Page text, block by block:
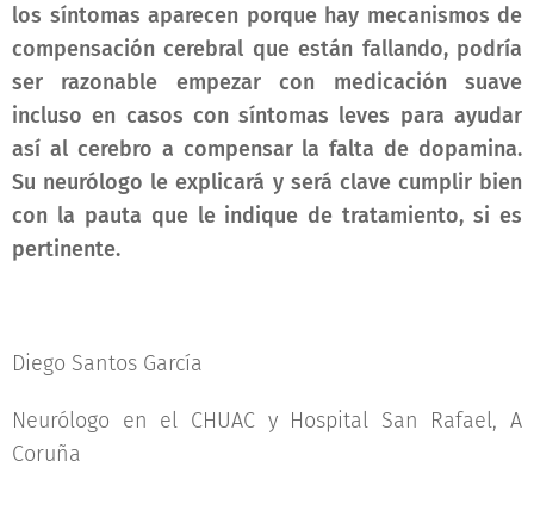
los síntomas aparecen porque hay mecanismos de
compensación cerebral que están fallando, podría
ser razonable empezar con medicación suave
incluso en casos con síntomas leves para ayudar
así al cerebro a compensar la falta de dopamina.
Su neurólogo le explicará y será clave cumplir bien
con la pauta que le indique de tratamiento, si es
pertinente.
Diego Santos García
Neurólogo en el CHUAC y Hospital San Rafael, A
Coruña